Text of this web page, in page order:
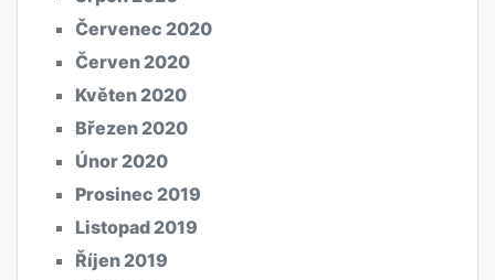
Červenec 2020
Červen 2020
Květen 2020
Březen 2020
Únor 2020
Prosinec 2019
Listopad 2019
Říjen 2019